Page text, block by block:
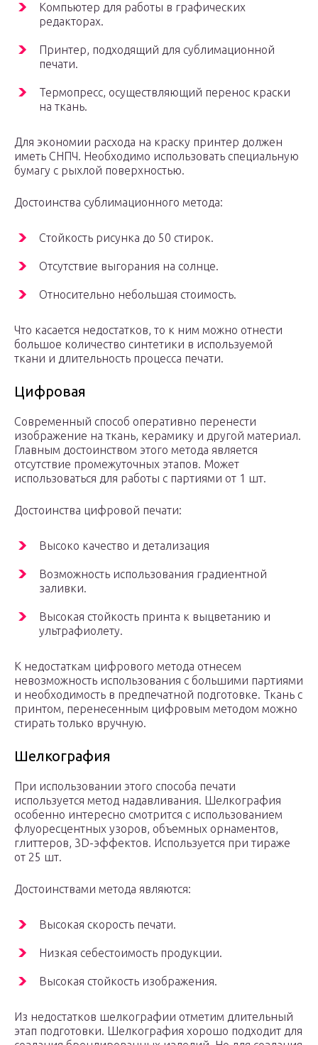
Компьютер для работы в графических
редакторах.
Принтер, подходящий для сублимационной
печати.
Термопресс, осуществляющий перенос краски
на ткань.
Для экономии расхода на краску принтер должен
иметь СНПЧ. Необходимо использовать специальную
бумагу с рыхлой поверхностью.
Достоинства сублимационного метода:
Стойкость рисунка до 50 стирок.
Отсутствие выгорания на солнце.
Относительно небольшая стоимость.
Что касается недостатков, то к ним можно отнести
большое количество синтетики в используемой
ткани и длительность процесса печати.
Цифровая
Современный способ оперативно перенести
изображение на ткань, керамику и другой материал.
Главным достоинством этого метода является
отсутствие промежуточных этапов. Может
использоваться для работы с партиями от 1 шт.
Достоинства цифровой печати:
Высоко качество и детализация
Возможность использования градиентной
заливки.
Высокая стойкость принта к выцветанию и
ультрафиолету.
К недостаткам цифрового метода отнесем
невозможность использования с большими партиями
и необходимость в предпечатной подготовке. Ткань с
принтом, перенесенным цифровым методом можно
стирать только вручную.
Шелкография
При использовании этого способа печати
используется метод надавливания. Шелкография
особенно интересно смотрится с использованием
флуоресцентных узоров, объемных орнаментов,
глиттеров, 3D-эффектов. Используется при тираже
от 25 шт.
Достоинствами метода являются:
Высокая скорость печати.
Низкая себестоимость продукции.
Высокая стойкость изображения.
Из недостатков шелкографии отметим длительный
этап подготовки. Шелкография хорошо подходит для